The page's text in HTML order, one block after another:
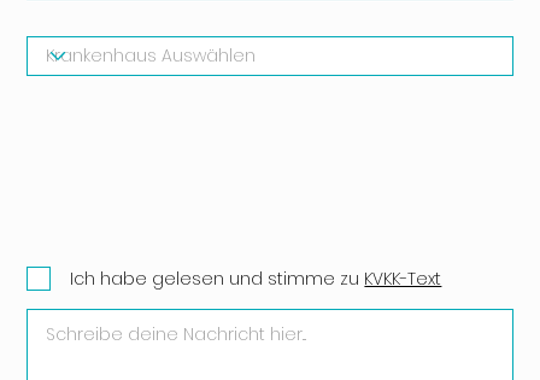
Ich habe gelesen und stimme zu KVKK-Text